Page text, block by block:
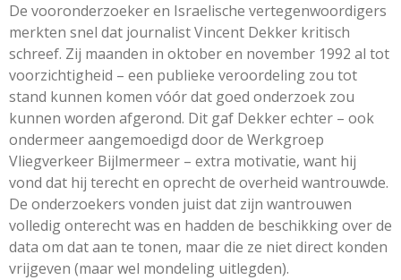
De vooronderzoeker en Israelische vertegenwoordigers
merkten snel dat journalist Vincent Dekker kritisch
schreef. Zij maanden in oktober en november 1992 al tot
voorzichtigheid – een publieke veroordeling zou tot
stand kunnen komen vóór dat goed onderzoek zou
kunnen worden afgerond. Dit gaf Dekker echter – ook
ondermeer aangemoedigd door de Werkgroep
Vliegverkeer Bijlmermeer – extra motivatie, want hij
vond dat hij terecht en oprecht de overheid wantrouwde.
De onderzoekers vonden juist dat zijn wantrouwen
volledig onterecht was en hadden de beschikking over de
data om dat aan te tonen, maar die ze niet direct konden
vrijgeven (maar wel mondeling uitlegden).